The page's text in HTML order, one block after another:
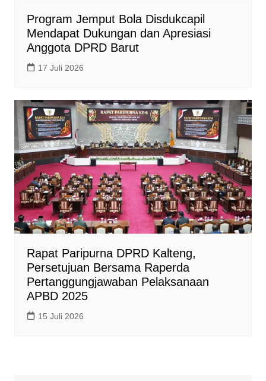
Program Jemput Bola Disdukcapil
Mendapat Dukungan dan Apresiasi
Anggota DPRD Barut
17 Juli 2026
Rapat Paripurna DPRD Kalteng,
Persetujuan Bersama Raperda
Pertanggungjawaban Pelaksanaan
APBD 2025
15 Juli 2026